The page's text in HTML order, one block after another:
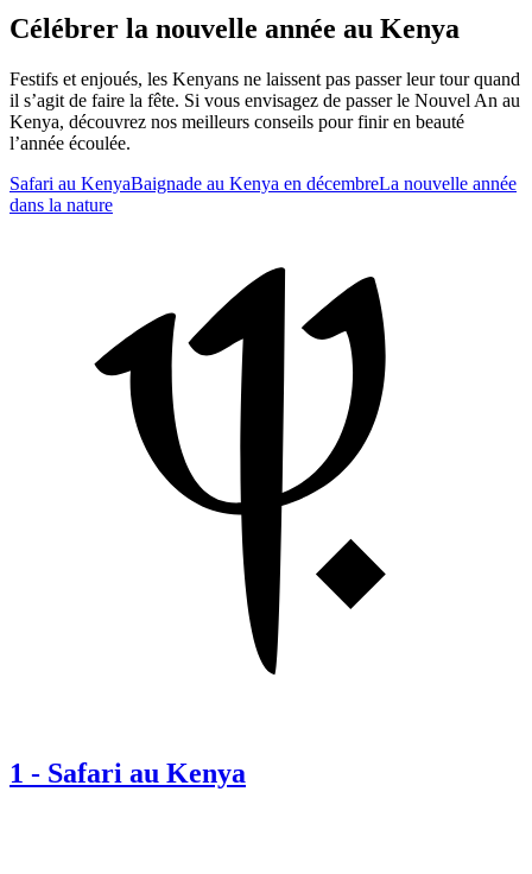
Célébrer la nouvelle année au Kenya
Festifs et enjoués, les Kenyans ne laissent pas passer leur tour quand
il s’agit de faire la fête. Si vous envisagez de passer le Nouvel An au
Kenya, découvrez nos meilleurs conseils pour finir en beauté
l’année écoulée.
Safari au KenyaBaignade au Kenya en décembreLa nouvelle année
dans la nature
1 - Safari au Kenya